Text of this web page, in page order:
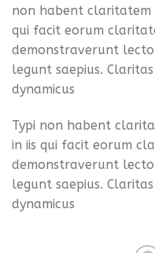
non habent claritatem
qui facit eorum
demonstraverunt
legunt saepius.
dynamicus
Typi non habent
in iis qui facit eorum
demonstraverunt
legunt saepius.
dynamicus